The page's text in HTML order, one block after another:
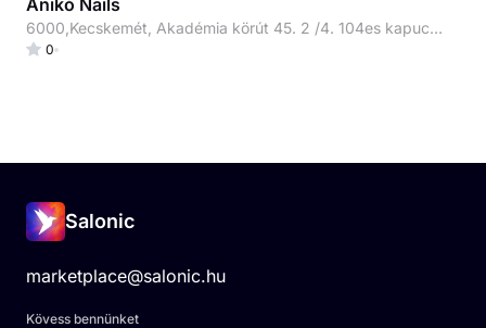
Anikó Nails
6000,Kecskemét, Akadémia körút 45. 2 /4. 104es kapucsengő
0
Salonic
marketplace@salonic.hu
Kövess bennünket